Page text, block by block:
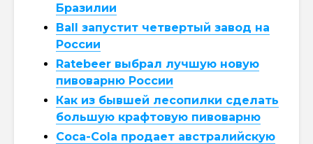
Бразилии
Ball запустит четвертый завод на
России
Ratebeer выбрал лучшую новую
пивоварню России
Как из бывшей лесопилки сделать
большую крафтовую пивоварню
Coca-Cola продает австралийскую